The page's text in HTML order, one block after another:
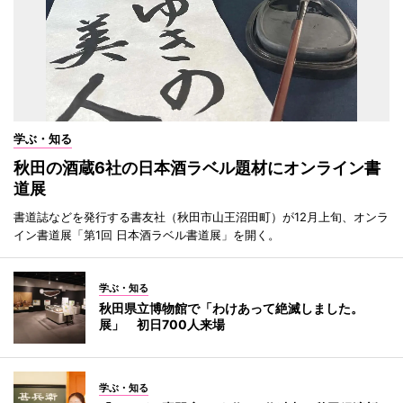
学ぶ・知る
秋田の酒蔵6社の日本酒ラベル題材にオンライン書
道展
書道誌などを発行する書友社（秋田市山王沼田町）が12月上旬、オンラ
イン書道展「第1回 日本酒ラベル書道展」を開く。
学ぶ・知る
秋田県立博物館で「わけあって絶滅しました。
展」 初日700人来場
学ぶ・知る